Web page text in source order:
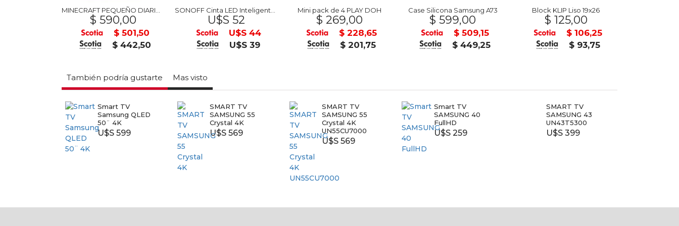
$ 590,00
$ 501,50
$ 442,50
U$S 52
U$S 44
U$S 39
Mini pack de 4 PLAY DOH
$ 269,00
$ 228,65
$ 201,75
Case Silicona Samsung A73
$ 599,00
$ 509,15
$ 449,25
Block KLIP Liso 19x26
$ 125,00
$ 106,25
$ 93,75
También podría gustarte Mas visto
Smart TV
Samsung QLED
50¨ 4K
U$S 599
SMART TV
SAMSUNG 55
Crystal 4K
U$S 569
SMART TV
SAMSUNG 55
Crystal 4K
UN55CU7000
U$S 569
Smart TV
SAMSUNG 40
FullHD
U$S 259
SMART TV
SAMSUNG 43
UN43T5300
U$S 399